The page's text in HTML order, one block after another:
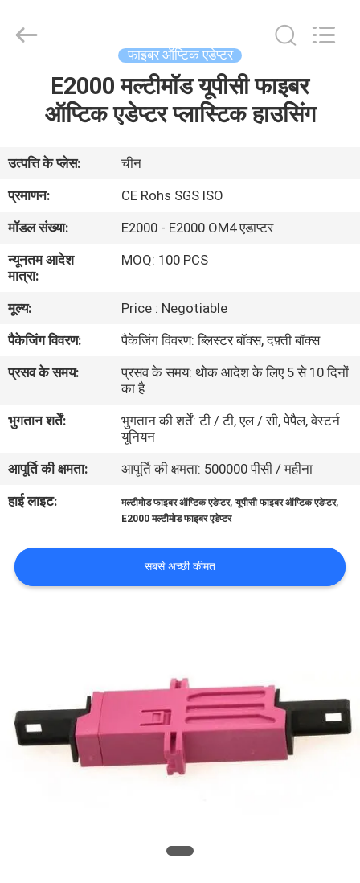
हमारे
बारे
कारखाना
भ्रमण
गुणवत्ता
नियंत्रण
संपर्क
करें
मामलों
नीति
Reserved.
Developed
ECER
फाइबर ऑप्टिक एडेप्टर
E2000 मल्टीमॉड यूपीसी फाइबर
ऑप्टिक एडेप्टर प्लास्टिक हाउसिंग
उत्पत्ति के प्लेस:
चीन
प्रमाणन:
CE Rohs SGS ISO
मॉडल संख्या:
E2000 - E2000 OM4 एडाप्टर
न्यूनतम आदेश
मात्रा:
MOQ: 100 PCS
मूल्य:
Price : Negotiable
पैकेजिंग विवरण:
पैकेजिंग विवरण: ब्लिस्टर बॉक्स, दफ़्ती बॉक्स
प्रसव के समय:
प्रसव के समय: थोक आदेश के लिए 5 से 10 दिनों
का है
भुगतान शर्तें:
भुगतान की शर्तें: टी / टी, एल / सी, पेपैल, वेस्टर्न
यूनियन
आपूर्ति की क्षमता:
आपूर्ति की क्षमता: 500000 पीसी / महीना
हाई लाइट:
मल्टीमोड फाइबर ऑप्टिक एडेप्टर,यूपीसी फाइबर ऑप्टिक एडेप्टर,
E2000 मल्टीमोड फाइबर एडेप्टर
सबसे अच्छी कीमत